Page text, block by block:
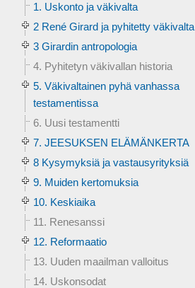
1. Uskonto ja väkivalta
2 René Girard ja pyhitetty väkivalta
3 Girardin antropologia
4. Pyhitetyn väkivallan historia
5. Väkivaltainen pyhä vanhassa
testamentissa
6. Uusi testamentti
7. JEESUKSEN ELÄMÄNKERTA
8 Kysymyksiä ja vastausyrityksiä
9. Muiden kertomuksia
10. Keskiaika
11. Renesanssi
12. Reformaatio
13. Uuden maailman valloitus
14. Uskonsodat